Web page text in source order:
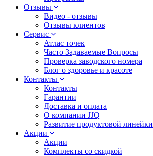
Отзывы
Видео - отзывы
Отзывы клиентов
Сервис
Атлас точек
Часто Задаваемые Вопросы
Проверка заводского номера
Блог о здоровье и красоте
Контакты
Контакты
Гарантии
Доставка и оплата
О компании JJQ
Развитие продуктовой линейки
Акции
Акции
Комплекты со скидкой